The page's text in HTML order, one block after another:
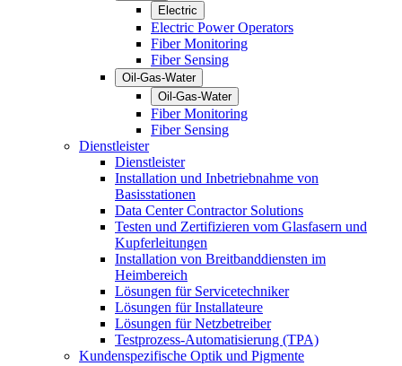
Electric
Electric Power Operators
Fiber Monitoring
Fiber Sensing
Oil-Gas-Water
Oil-Gas-Water
Fiber Monitoring
Fiber Sensing
Dienstleister
Dienstleister
Installation und Inbetriebnahme von
Basisstationen
Data Center Contractor Solutions
Testen und Zertifizieren vom Glasfasern und
Kupferleitungen
Installation von Breitbanddiensten im
Heimbereich
Lösungen für Servicetechniker
Lösungen für Installateure
Lösungen für Netzbetreiber
Testprozess-Automatisierung (TPA)
Kundenspezifische Optik und Pigmente